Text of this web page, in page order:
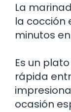
La
la cocción
minutos
Es un
rápida
ocasión